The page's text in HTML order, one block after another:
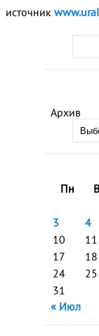
Архив
Пн
3
4
10
11
17
18
24
25
31
« Июл
источник